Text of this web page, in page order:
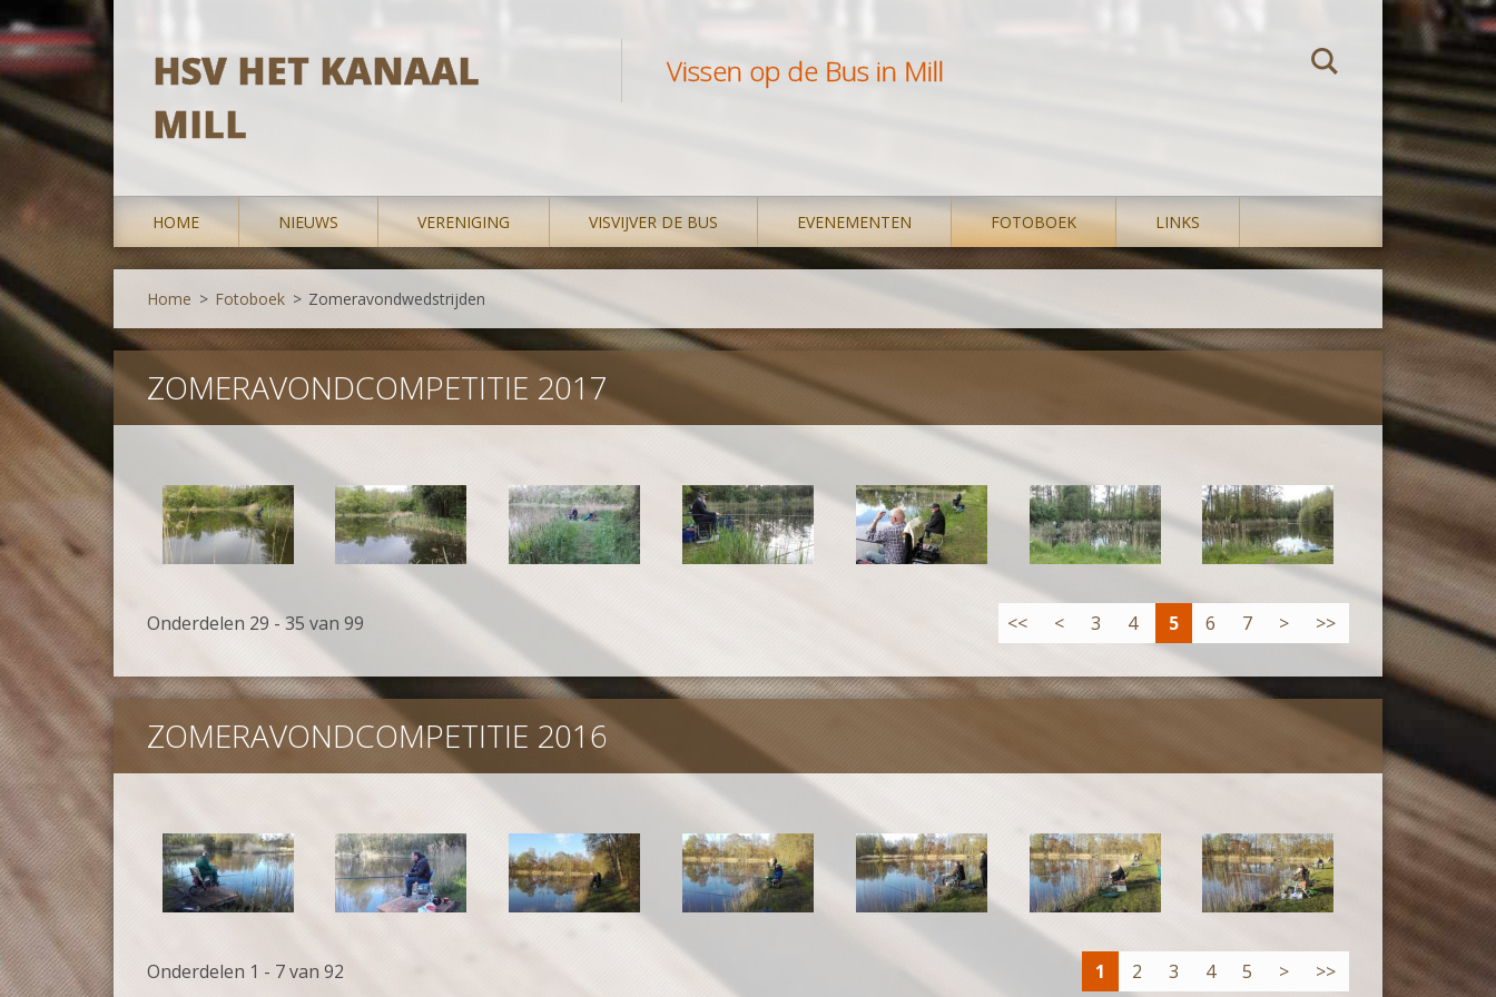
HSV HET KANAAL
MILL
Vissen op de Bus in Mill
HOME NIEUWS VERENIGING VISVIJVER DE BUS EVENEMENTEN FOTOBOEK LINKS
Home > Fotoboek > Zomeravondwedstrijden
ZOMERAVONDCOMPETITIE 2017
Onderdelen 29 - 35 van 99 << < 3 4 5 6 7 > >>
ZOMERAVONDCOMPETITIE 2016
Onderdelen 1 - 7 van 92 1 2 3 4 5 > >>